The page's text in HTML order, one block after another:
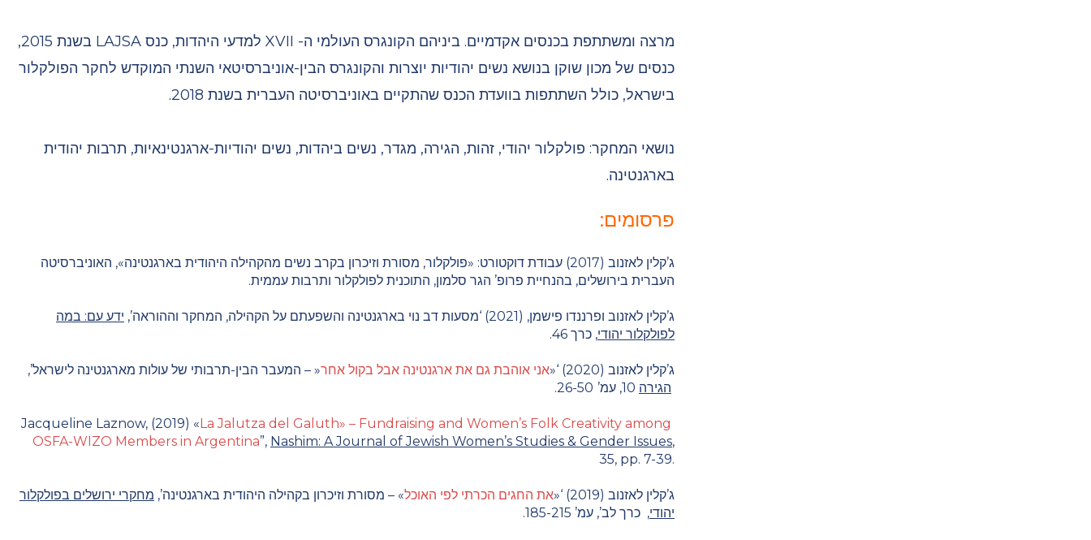
מרצה ומשתתפת בכנסים אקדמיים. ביניהם הקונגרס העולמי ה- XVII למדעי היהדות, כנס LAJSA בשנת 2015,
כנסים של מכון שוקן בנושא נשים יהודיות יוצרות והקונגרס הבין-אוניברסיטאי השנתי המוקדש לחקר הפולקלור
בישראל, כולל השתתפות בוועדת הכנס שהתקיים באוניברסיטה העברית בשנת 2018.
נושאי המחקר: פולקלור יהודי, זהות, הגירה, מגדר, נשים ביהדות, נשים יהודיות-ארגנטינאיות, תרבות יהודית
בארגנטינה.
פרסומים:
ג’קלין לאזנוב (2017) עבודת דוקטורט: «פולקלור, מסורת וזיכרון בקרב נשים מהקהילה היהודית בארגנטינה», האוניברסיטה
העברית בירושלים, בהנחיית פרופ’ הגר סלמון, התוכנית לפולקלור ותרבות עממית.
ג’קלין לאזנוב ופרננדו פישמן, (2021) ‘ מסעות דב נוי בארגנטינה והשפעתם על הקהילה, המחקר וההוראה’, ידע עם: במה
לפולקלור יהודי, כרך 46.
ג’קלין לאזנוב (2020) ‘ «אני אוהבת גם את ארגנטינה אבל בקול אחר« – המעבר הבין-תרבותי של עולות מארגנטינה לישראל’,
הגירה
26-50.
Jacqueline Laznow, (2019) «La Jalutza del Galuth» – Fundraising and Women’s Folk Creativity among
OSFA-WIZO Members in Argentina”, Nashim: A Journal of Jewish Women’s Studies & Gender Issues,
35, pp. 7-39.
ג’קלין לאזנוב (2019) ‘ «את החגים הכרתי לפי האוכל» – מסורת וזיכרון בקהילה היהודית בארגנטינה’, מחקרי ירושלים בפולקלור
יהודי, כרך לב’, עמ’ 185-215 .